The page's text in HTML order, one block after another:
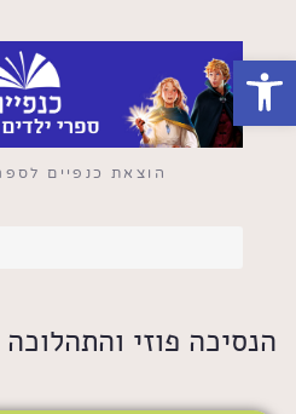
פתח סרגל נגישות
הוצאת כנפיים
הנסיכה פוזי